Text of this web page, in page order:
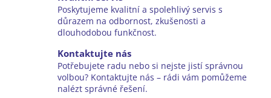
k
y
v
i
s
u
Poskytujeme kvalitní a spolehlivý servis s
důrazem na odbornost, zkušenosti a
dlouhodobou funkčnost.
Kontaktujte nás
Potřebujete radu nebo si nejste jistí správnou
volbou? Kontaktujte nás – rádi vám pomůžeme
nalézt správné řešení.